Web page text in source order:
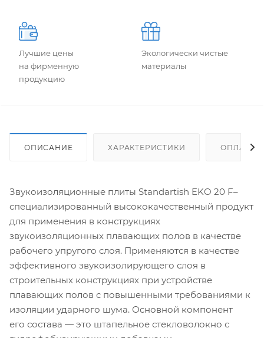
Лучшие цены
на фирменную
продукцию
Экологически чистые
материалы
ОПИСАНИЕ ХАРАКТЕРИСТИКИ ОПЛАТА
Звукоизоляционные плиты Standartish EKO 20 F–
специализированный высококачественный продукт
для применения в конструкциях
звукоизоляционных плавающих полов в качестве
рабочего упругого слоя. Применяются в качестве
эффективного звукоизолирующего слоя в
строительных конструкциях при устройстве
плавающих полов с повышенными требованиями к
изоляции ударного шума. Основной компонент
его состава — это штапельное стекловолокно с